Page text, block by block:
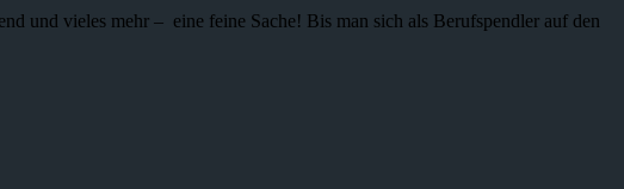
und vieles mehr – eine feine Sache! Bis man sich als Berufspendler auf den